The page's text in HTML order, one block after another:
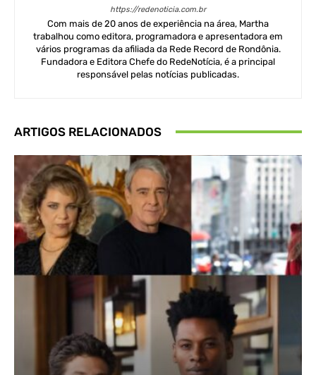
https://redenoticia.com.br
Com mais de 20 anos de experiência na área, Martha
trabalhou como editora, programadora e apresentadora em
vários programas da afiliada da Rede Record de Rondônia.
Fundadora e Editora Chefe do RedeNotícia, é a principal
responsável pelas notícias publicadas.
ARTIGOS RELACIONADOS